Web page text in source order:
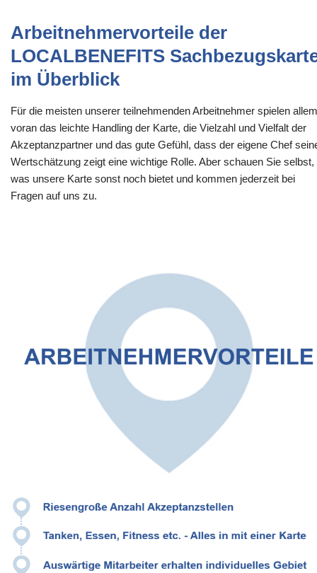
Arbeitnehmervorteile der
LOCALBENEFITS
im Überblick
Für die meisten unserer teilnehmenden Arbeitnehmer spielen allem
voran das leichte Handling der Karte, die Vielzahl und Vielfalt der
Akzeptanzpartner und das gute Gefühl, dass der eigene Chef
Wertschätzung zeigt eine wichtige Rolle. Aber schauen Sie selbst,
was unsere Karte sonst noch bietet und kommen jederzeit bei
Fragen auf uns zu.